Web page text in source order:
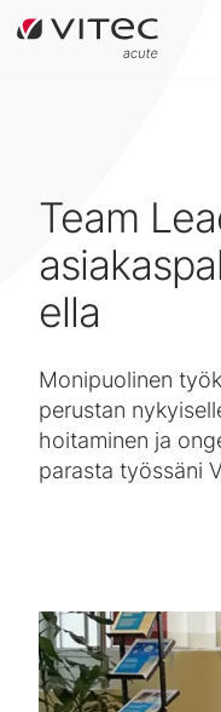
Team
ella
Monipuolinen
perustan
hoitaminen ja
parasta työssäni